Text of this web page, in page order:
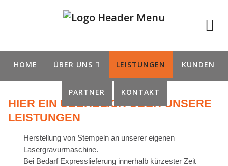
HOME ÜBER UNS LEISTUNGEN KUNDEN
PARTNER KONTAKT
HIER EIN ÜBERBLICK ÜBER UNSERE
LEISTUNGEN
Herstellung von Stempeln an unserer eigenen
Lasergravurmaschine.
Bei Bedarf Expresslieferung innerhalb kürzester Zeit